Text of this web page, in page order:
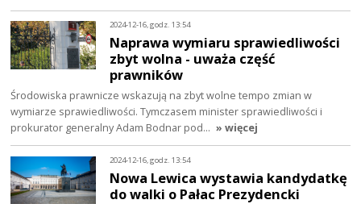
2024-12-16, godz. 13:54
Naprawa wymiaru sprawiedliwości
zbyt wolna - uważa część
prawników
Środowiska prawnicze wskazują na zbyt wolne tempo zmian w
wymiarze sprawiedliwości. Tymczasem minister sprawiedliwości i
prokurator generalny Adam Bodnar pod… » więcej
2024-12-16, godz. 13:54
Nowa Lewica wystawia kandydatkę
do walki o Pałac Prezydencki